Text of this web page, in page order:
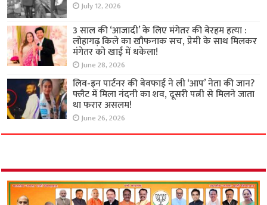
July 12, 2026
3 साल की ‘आजादी’ के लिए मंगेतर की बेरहम हत्या :
लोहागढ़ किले का खौफनाक सच, प्रेमी के साथ मिलकर
मंगेतर को खाई में धकेला!
June 28, 2026
लिव-इन पार्टनर की बेवफाई ने ली ‘आप’ नेता की जान?
फ्लैट में मिला नंदनी का शव, दूसरी पत्नी से मिलने जाता
था फरार असलम!
June 26, 2026